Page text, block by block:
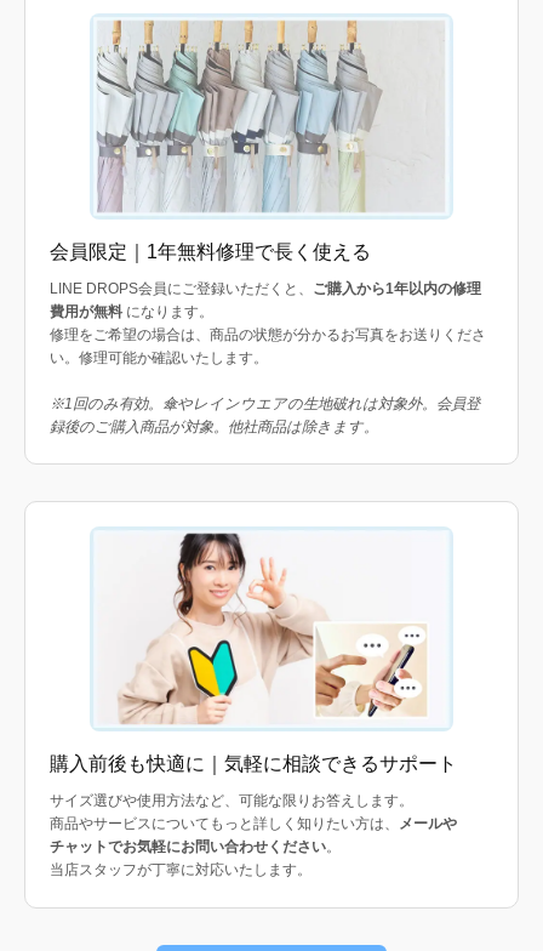
会員限定｜1年無料修理で長く使える
LINE DROPS会員にご登録いただくと、 ご購入から1年以内の修理
費用が無料 になります。
修理をご希望の場合は、商品の状態が分かるお写真をお送りくださ
い。修理可能か確認いたします。
※1回のみ有効。傘やレインウエアの生地破れは対象外。会員登
録後のご購入商品が対象。他社商品は除きます。
購入前後も快適に｜気軽に相談できるサポート
サイズ選びや使用方法など、可能な限りお答えします。
商品やサービスについてもっと詳しく知りたい方は、 メールや
チャットでお気軽にお問い合わせください。
当店スタッフが丁寧に対応いたします。